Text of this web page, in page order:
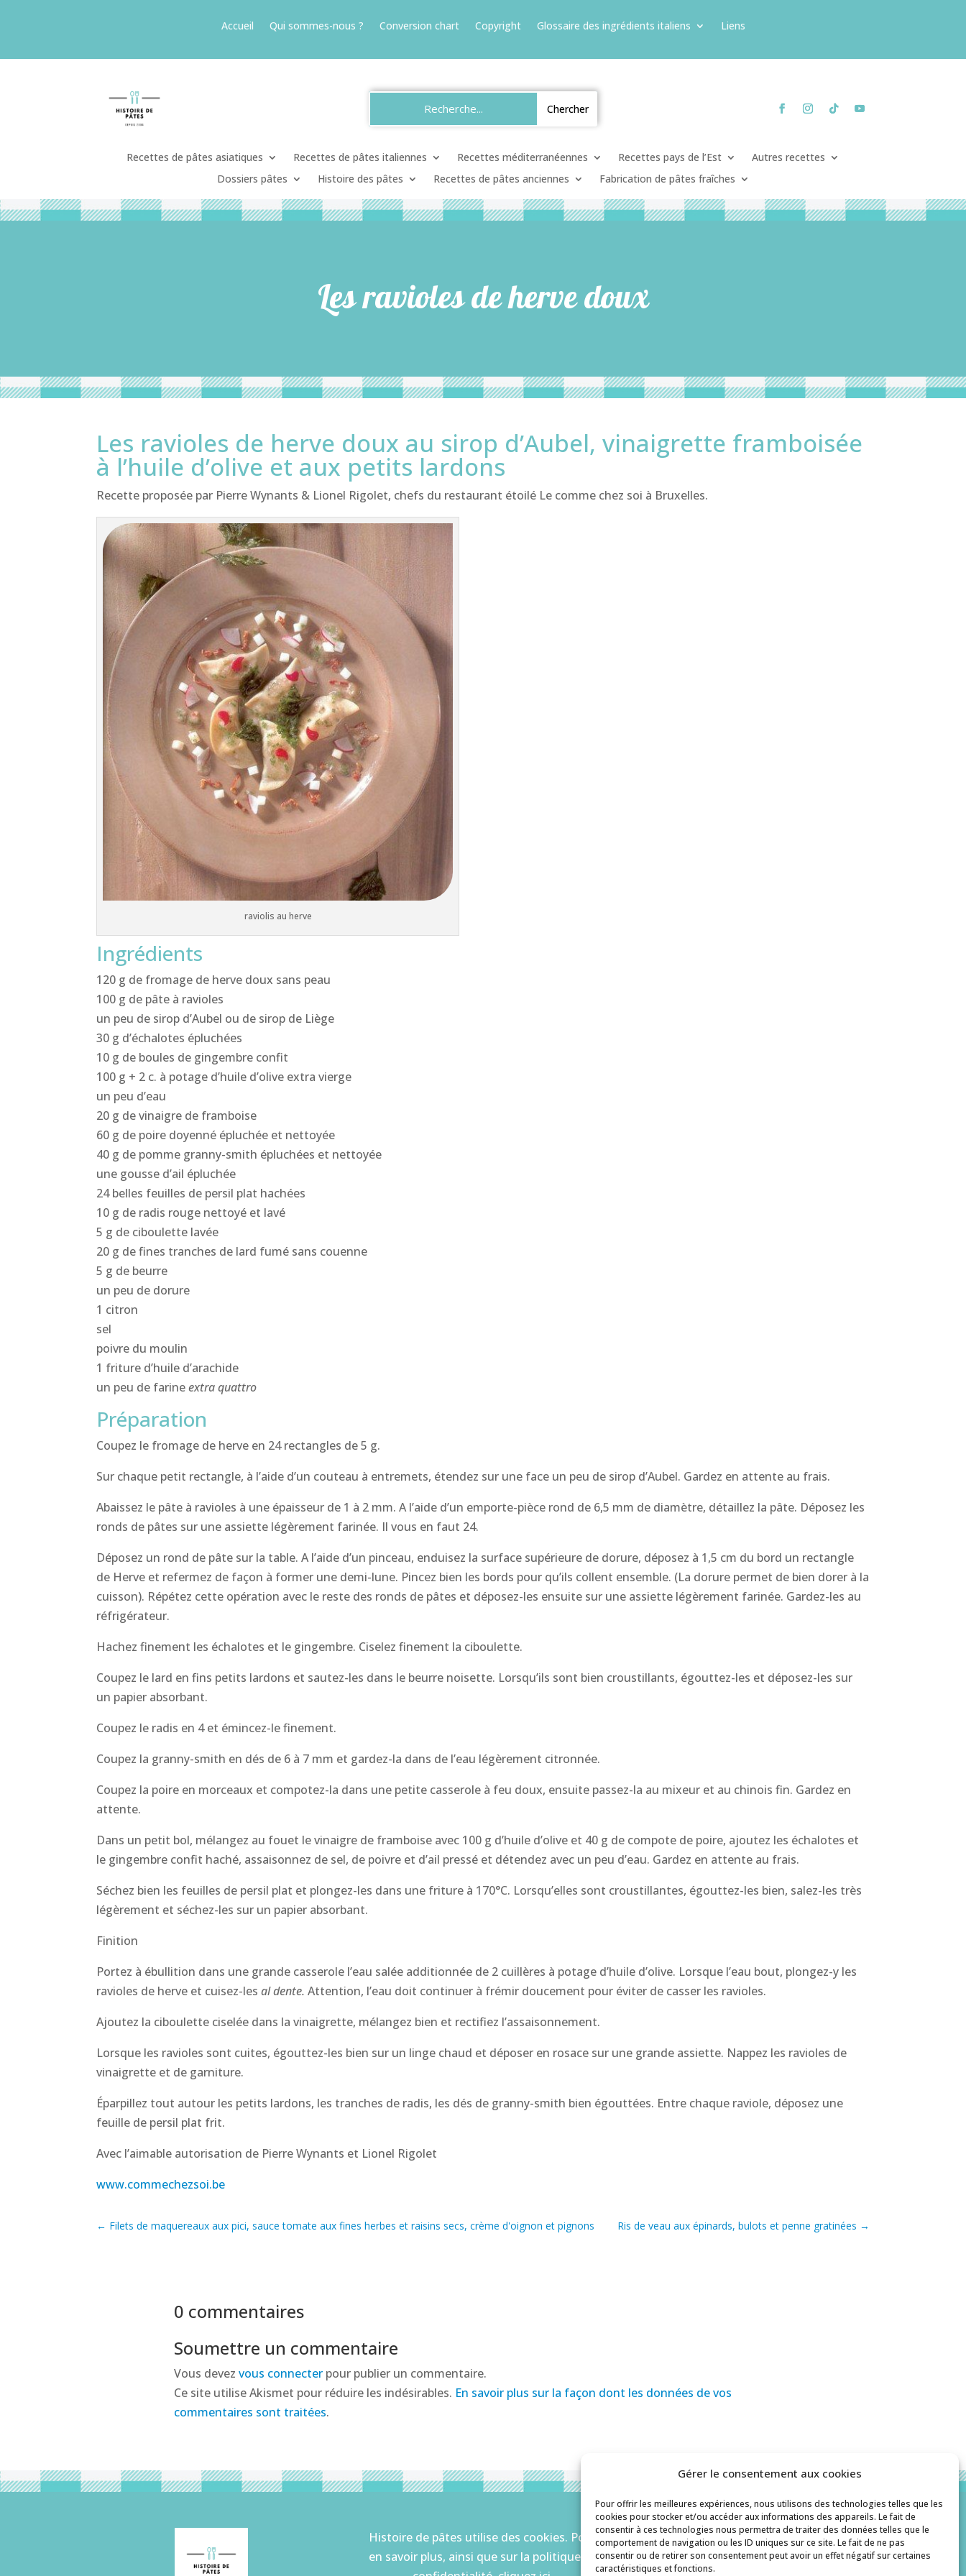
Gérer le consentement aux cookies
Pour offrir les meilleures expériences, nous utilisons des technologies telles que les
cookies pour stocker et/ou accéder aux informations des appareils. Le fait de
consentir à ces technologies nous permettra de traiter des données telles que le
comportement de navigation ou les ID uniques sur ce site. Le fait de ne pas
consentir ou de retirer son consentement peut avoir un effet négatif sur certaines
caractéristiques et fonctions.
Accueil Qui sommes-nous ? Conversion chart Copyright Glossaire des ingrédients italiens Liens
Recettes de pâtes asiatiques Recettes de pâtes italiennes Recettes méditerranéennes Recettes pays de l’Est
Autres recettes
Dossiers pâtes
Histoire des pâtes Recettes de pâtes anciennes Fabrication de pâtes fraîches
Les ravioles de herve doux
Les ravioles de herve doux au sirop d’Aubel, vinaigrette framboisée
à l’huile d’olive et aux petits lardons
Recette proposée par Pierre Wynants & Lionel Rigolet, chefs du restaurant étoilé Le comme chez soi à Bruxelles.
raviolis au herve
Ingrédients
120 g de fromage de herve doux sans peau
100 g de pâte à ravioles
un peu de sirop d’Aubel ou de sirop de Liège
30 g d’échalotes épluchées
10 g de boules de gingembre confit
100 g + 2 c. à potage d’huile d’olive extra vierge
un peu d’eau
20 g de vinaigre de framboise
60 g de poire doyenné épluchée et nettoyée
40 g de pomme granny-smith épluchées et nettoyée
une gousse d’ail épluchée
24 belles feuilles de persil plat hachées
10 g de radis rouge nettoyé et lavé
5 g de ciboulette lavée
20 g de fines tranches de lard fumé sans couenne
5 g de beurre
un peu de dorure
1 citron
sel
poivre du moulin
1 friture d’huile d’arachide
un peu de farineextra quattro
Préparation
Coupez le fromage de herve en 24 rectangles de 5 g.
Sur chaque petit rectangle, à l’aide d’un couteau à entremets, étendez sur une face un peu de sirop d’Aubel. Gardez en attente au frais.
Abaissez le pâte à ravioles à une épaisseur de 1 à 2 mm. A l’aide d’un emporte-pièce rond de 6,5 mm de diamètre, détaillez la pâte. Déposez les
ronds de pâtes sur une assiette légèrement farinée. Il vous en faut 24.
Déposez un rond de pâte sur la table. A l’aide d’un pinceau, enduisez la surface supérieure de dorure, déposez à 1,5 cm du bord un rectangle
de Herve et refermez de façon à former une demi-lune. Pincez bien les bords pour qu’ils collent ensemble. (La dorure permet de bien dorer à la
cuisson). Répétez cette opération avec le reste des ronds de pâtes et déposez-les ensuite sur une assiette légèrement farinée. Gardez-les au
réfrigérateur.
Hachez finement les échalotes et le gingembre. Ciselez finement la ciboulette.
Coupez le lard en fins petits lardons et sautez-les dans le beurre noisette. Lorsqu’ils sont bien croustillants, égouttez-les et déposez-les sur
un papier absorbant.
Coupez le radis en 4 et émincez-le finement.
Coupez la granny-smith en dés de 6 à 7 mm et gardez-la dans de l’eau légèrement citronnée.
Coupez la poire en morceaux et compotez-la dans une petite casserole à feu doux, ensuite passez-la au mixeur et au chinois fin. Gardez en
attente.
Dans un petit bol, mélangez au fouet le vinaigre de framboise avec 100 g d’huile d’olive et 40 g de compote de poire, ajoutez les échalotes et
le gingembre confit haché, assaisonnez de sel, de poivre et d’ail pressé et détendez avec un peu d’eau. Gardez en attente au frais.
Séchez bien les feuilles de persil plat et plongez-les dans une friture à 170°C. Lorsqu’elles sont croustillantes, égouttez-les bien, salez-les très
légèrement et séchez-les sur un papier absorbant.
Finition
Portez à ébullition dans une grande casserole l’eau salée additionnée de 2 cuillères à potage d’huile d’olive. Lorsque l’eau bout, plongez-y les
ravioles de herve et cuisez-lesal dente. Attention, l’eau doit continuer à frémir doucement pour éviter de casser les ravioles.
Ajoutez la ciboulette ciselée dans la vinaigrette, mélangez bien et rectifiez l’assaisonnement.
Lorsque les ravioles sont cuites, égouttez-les bien sur un linge chaud et déposer en rosace sur une grande assiette. Nappez les ravioles de
vinaigrette et de garniture.
Éparpillez tout autour les petits lardons, les tranches de radis, les dés de granny-smith bien égouttées. Entre chaque raviole, déposez une
feuille de persil plat frit.
Avec l’aimable autorisation de Pierre Wynants et Lionel Rigolet
www.commechezsoi.be
← Filets de maquereaux aux pici, sauce tomate aux fines herbes et raisins secs, crème d'oignon et pignons Ris de veau aux épinards, bulots et penne gratinées →
0 commentaires
Soumettre un commentaire
Vous devez vous connecterpour publier un commentaire.
Ce site utilise Akismet pour réduire les indésirables. En savoir plus sur la façon dont les données de vos
commentaires sont traitées.
Histoire de pâtes utilise des cookies. Pour
en savoir plus, ainsi que sur la politique de
Contact
histoiredepates@gmail.com